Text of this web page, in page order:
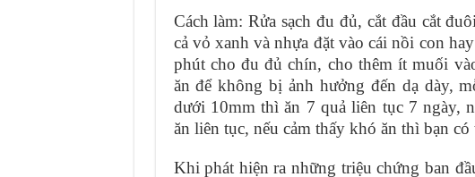
Cách làm: Rửa sạch đu đủ, cắt đầu cắt
cả vỏ xanh và nhựa đặt vào cái nồi con
phút cho đu đủ chín, cho thêm ít muối
ăn để không bị ảnh hưởng đến dạ dày,
dưới 10mm thì ăn 7 quả liên tục 7 ngày,
ăn liên tục, nếu cảm thấy khó ăn thì bạn
Khi phát hiện ra những triệu chứng ban